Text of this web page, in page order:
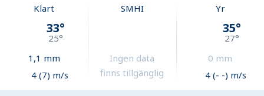
Klart
33°
25°
1,1 mm
4 (7) m/s
SMHI
Ingen data
finns tillgänglig
Yr
35°
27°
0 mm
4 (- -) m/s